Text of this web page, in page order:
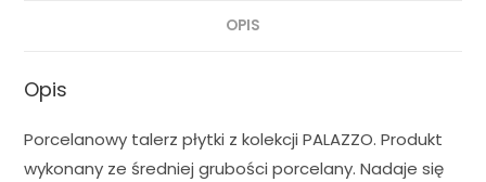
OPIS
Opis
Porcelanowy talerz płytki z kolekcji PALAZZO. Produkt
wykonany ze średniej grubości porcelany. Nadaje się